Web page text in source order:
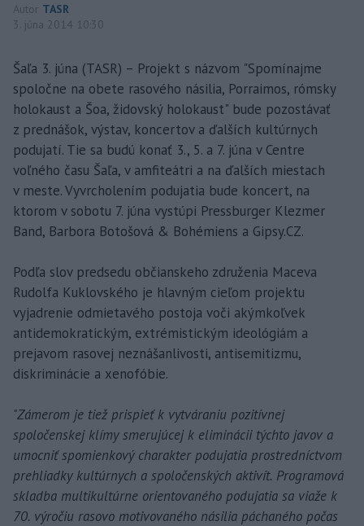
Autor TASR
3. júna 2014 10:30
Šaľa 3. júna (TASR) – Projekt s názvom "Spomínajme
spoločne na obete rasového násilia, Porraimos, rómsky
holokaust a Šoa, židovský holokaust" bude pozostávať
z prednášok, výstav, koncertov a ďalších kultúrnych
podujatí. Tie sa budú konať 3., 5. a 7. júna v Centre
voľného času Šaľa, v amfiteátri a na ďalších miestach
v meste. Vyvrcholením podujatia bude koncert, na
ktorom v sobotu 7. júna vystúpi Pressburger Klezmer
Band, Barbora Botošová & Bohémiens a Gipsy.CZ.
Podľa slov predsedu občianskeho združenia Maceva
Rudolfa Kuklovského je hlavným cieľom projektu
vyjadrenie odmietavého postoja voči akýmkoľvek
antidemokratickým, extrémistickým ideológiám a
prejavom rasovej neznášanlivosti, antisemitizmu,
diskriminácie a xenofóbie.
"Zámerom je tiež prispieť k vytváraniu pozitívnej
spoločenskej klímy smerujúcej k eliminácii týchto javov a
umocniť spomienkový charakter podujatia prostredníctvom
prehliadky kultúrnych a spoločenských aktivít. Programová
skladba multikultúrne orientovaného podujatia sa viaže k
70. výročiu rasovo motivovaného násilia páchaného počas